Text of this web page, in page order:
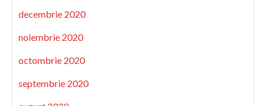
decembrie 2020
noiembrie 2020
octombrie 2020
septembrie 2020